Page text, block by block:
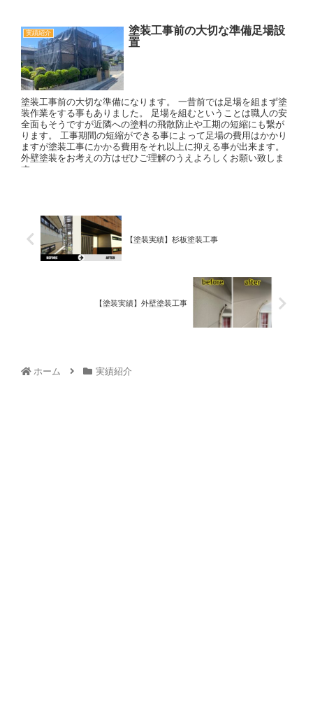
実績紹介
塗装工事前の大切な準備足場設
置
塗装工事前の大切な準備になります。 一昔前では足場を組まず塗
装作業をする事もありました。 足場を組むということは職人の安
全面もそうですが近隣への塗料の飛散防止や工期の短縮にも繋が
ります。 工事期間の短縮ができる事によって足場の費用はかかり
ますが塗装工事にかかる費用をそれ以上に抑える事が出来ます。
外壁塗装をお考えの方はぜひご理解のうえよろしくお願い致しま
す
【塗装実績】杉板塗装工事
【塗装実績】外壁塗装工事
ホーム 実績紹介